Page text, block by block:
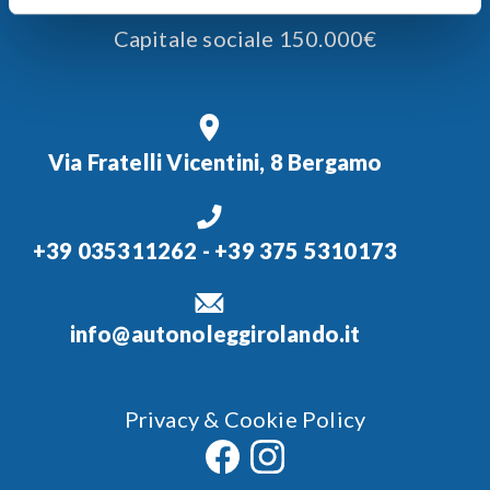
Capitale sociale 150.000€
Via Fratelli Vicentini, 8 Bergamo
+39 035311262 - +39 375 5310173
info@autonoleggirolando.it
Privacy & Cookie Policy